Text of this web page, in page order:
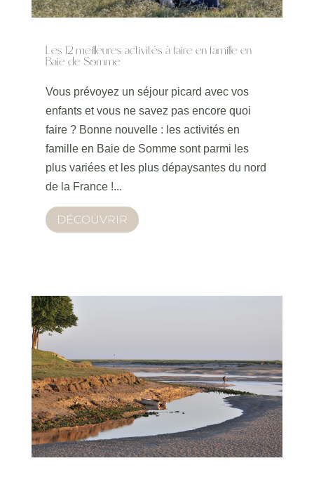
Les 12 meilleures activités à faire en famille en
Baie de Somme
Vous prévoyez un séjour picard avec vos
enfants et vous ne savez pas encore quoi
faire ? Bonne nouvelle : les activités en
famille en Baie de Somme sont parmi les
plus variées et les plus dépaysantes du nord
de la France !...
DÉCOUVRIR